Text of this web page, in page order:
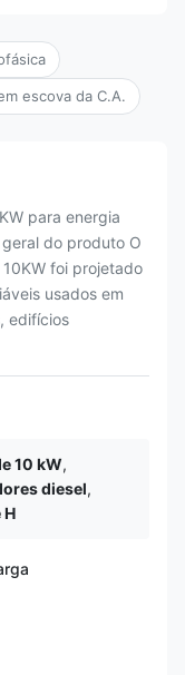
escova da C.A.
para energia
do produto O
foi projetado
​​usados ​​em
edifícios
10 kW,
diesel,
H